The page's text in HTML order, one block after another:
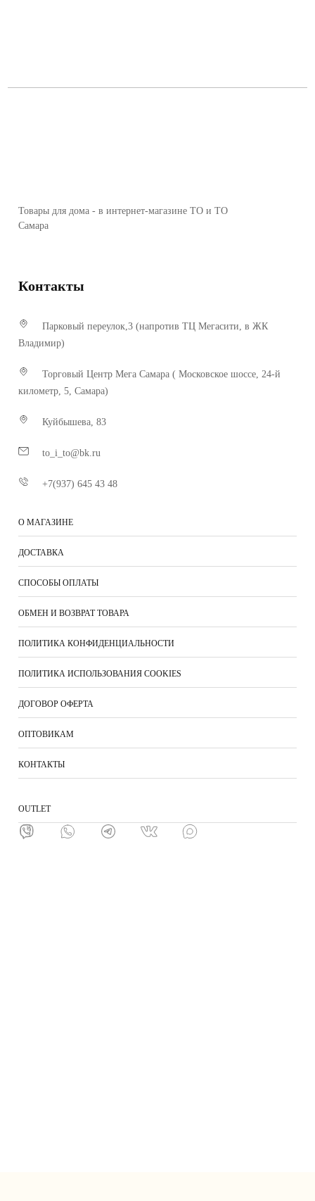
Товары для дома - в интернет-магазине ТО и ТО
Самара
Контакты
Парковый переулок,3 (напротив ТЦ Мегасити, в ЖК
Владимир)
Торговый Центр Мега Самара ( Московское шоссе, 24-й
километр, 5, Самара)
Куйбышева, 83
to_i_to@bk.ru
+7(937) 645 43 48
О МАГАЗИНЕ
ДОСТАВКА
СПОСОБЫ ОПЛАТЫ
ОБМЕН И ВОЗВРАТ ТОВАРА
ПОЛИТИКА КОНФИДЕНЦИАЛЬНОСТИ
ПОЛИТИКА ИСПОЛЬЗОВАНИЯ COOKIES
ДОГОВОР ОФЕРТА
ОПТОВИКАМ
КОНТАКТЫ
ОUTLET